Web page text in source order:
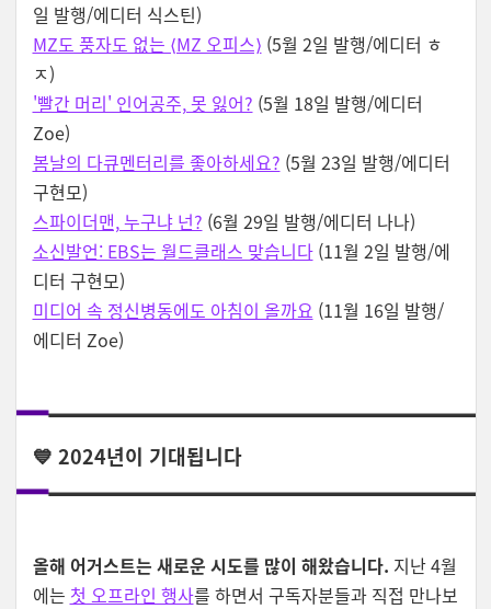
일 발행/에디터 식스틴)
MZ도 풍자도 없는 ⟨MZ 오피스⟩ (5월 2일 발행/에디터 ㅎ
ㅈ)
'빨간 머리' 인어공주, 못 잃어? (5월 18일 발행/에디터
Zoe)
봄날의 다큐멘터리를 좋아하세요? (5월 23일 발행/에디터
구현모)
스파이더맨, 누구냐 넌? (6월 29일 발행/에디터 나나)
소신발언: EBS는 월드클래스 맞습니다 (11월 2일 발행/에
디터 구현모)
미디어 속 정신병동에도 아침이 올까요 (11월 16일 발행/
에디터 Zoe)
💙 2024년이 기대됩니다
올해 어거스트는 새로운 시도를 많이 해왔습니다. 지난 4월
에는 첫 오프라인 행사를 하면서 구독자분들과 직접 만나보